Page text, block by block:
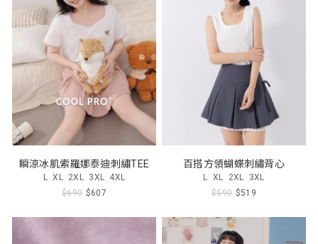
瞬涼冰肌索羅娜泰迪刺繡TEE
L XL 2XL 3XL 4XL
$690 $607
百搭方領蝴蝶刺繡背心
L XL 2XL 3XL
$590 $519